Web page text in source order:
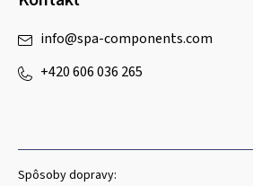
info@spa-components.com
+420 606 036 265
Spôsoby dopravy: